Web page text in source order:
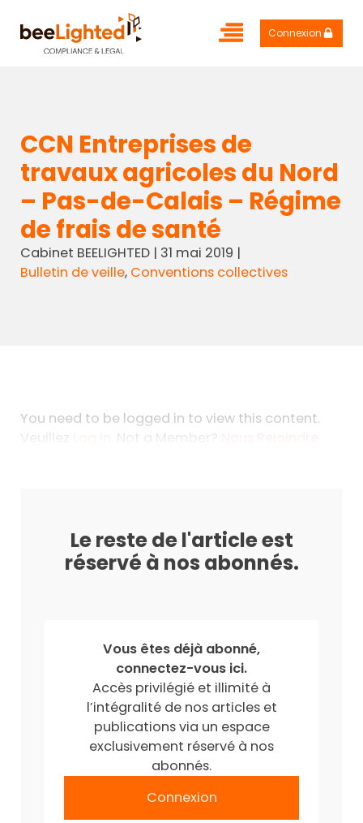
Connexion
CCN Entreprises de
travaux agricoles du Nord
– Pas-de-Calais – Régime
de frais de santé
Cabinet BEELIGHTED| 31 mai 2019 |
Bulletin de veille, Conventions collectives
You need to be logged in to view this content.
Veuillez
. Not a Member?
Le reste de l'article est
réservé à nos abonnés.
Vous êtes déjà abonné,
connectez-vous ici.
Accès privilégié et illimité à
l’intégralité de nos articles et
publications via un espace
exclusivement réservé à nos
abonnés.
Connexion